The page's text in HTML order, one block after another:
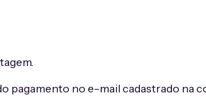
pagamento no e-mail cadastrado na